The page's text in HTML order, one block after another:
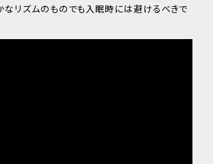
なリズムのものでも入眠時には避けるべきで